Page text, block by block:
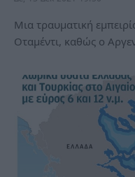
Μια τραυματική
Οταμέντι, καθώς ο